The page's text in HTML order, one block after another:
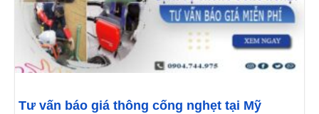
Tư vấn báo giá thông cống nghẹt tại Mỹ